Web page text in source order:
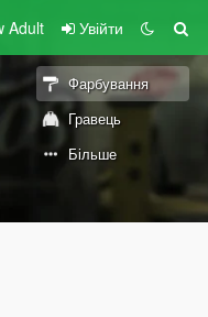
Adult Увійти
Фарбування
Гравець
Більше